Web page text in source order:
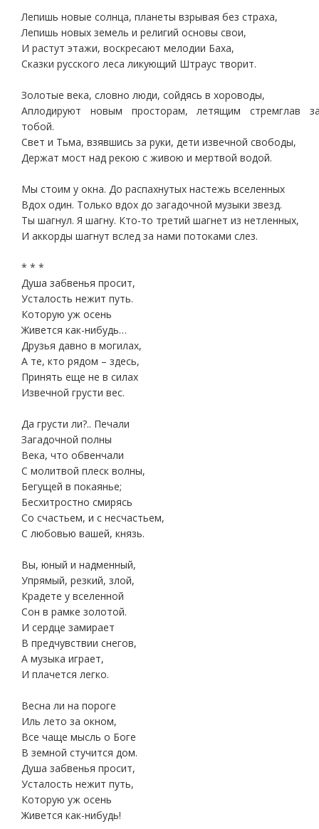
Лепишь новые солнца, планеты взрывая без страха,
Лепишь новых земель и религий основы свои,
И растут этажи, воскресают мелодии Баха,
Сказки русского леса ликующий Штраус творит.
Золотые века, словно люди, сойдясь в хороводы,
Аплодируют новым просторам, летящим стремглав
тобой.
Свет и Тьма, взявшись за руки, дети извечной свободы,
Держат мост над рекою с живою и мертвой водой.
Мы стоим у окна. До распахнутых настежь вселенных
Вдох один. Только вдох до загадочной музыки звезд.
Ты шагнул. Я шагну. Кто-то третий шагнет из нетленных,
И аккорды шагнут вслед за нами потоками слез.
* * *
Душа забвенья просит,
Усталость нежит путь.
Которую уж осень
Живется как-нибудь…
Друзья давно в могилах,
А те, кто рядом – здесь,
Принять еще не в силах
Извечной грусти вес.
Да грусти ли?.. Печали
Загадочной полны
Века, что обвенчали
С молитвой плеск волны,
Бегущей в покаянье;
Бесхитростно смирясь
Со счастьем, и с несчастьем,
С любовью вашей, князь.
Вы, юный и надменный,
Упрямый, резкий, злой,
Крадете у вселенной
Сон в рамке золотой.
И сердце замирает
В предчувствии снегов,
А музыка играет,
И плачется легко.
Весна ли на пороге
Иль лето за окном,
Все чаще мысль о Боге
В земной стучится дом.
Душа забвенья просит,
Усталость нежит путь,
Которую уж осень
Живется как-нибудь!